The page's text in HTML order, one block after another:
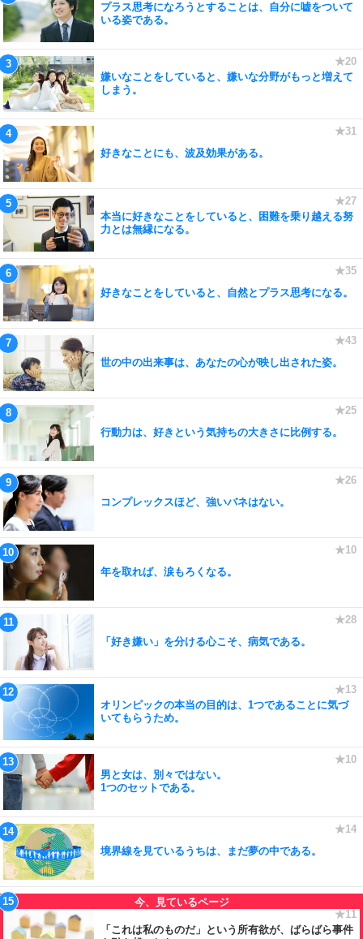
プラス思考になろうとすることは、自分に嘘をついて
いる姿である。
嫌いなことをしていると、嫌いな分野がもっと増えて
しまう。
好きなことにも、波及効果がある。
本当に好きなことをしていると、困難を乗り越える努
力とは無縁になる。
好きなことをしていると、自然とプラス思考になる。
世の中の出来事は、あなたの心が映し出された姿。
行動力は、好きという気持ちの大きさに比例する。
コンプレックスほど、強いバネはない。
年を取れば、涙もろくなる。
「好き嫌い」を分ける心こそ、病気である。
オリンピックの本当の目的は、1つであることに気づ
いてもらうため。
男と女は、別々ではない。
1つのセットである。
境界線を見ているうちは、まだ夢の中である。
「これは私のものだ」という所有欲が、ばらばら事件